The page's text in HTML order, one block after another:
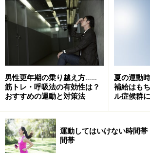
スマホやパソコンから出るブルーライ
見ていると、脳が昼間と勘違いして覚
かなか寝つけくなったり、熟睡できな
たことが起こります。また就寝時間が
必然的に起床時間も定まらなくなり、
て睡眠の質が低下する一因となります
ンを含む飲み物にも覚醒作用があるほ
す。まずはこのような生活習慣を見直
う。
男性更年期の乗り越え方……
筋トレ・呼吸法の有効性は？
おすすめの運動と対策法
夏の運動
補給はも
ル症候群
運動してはいけない時間
間帯